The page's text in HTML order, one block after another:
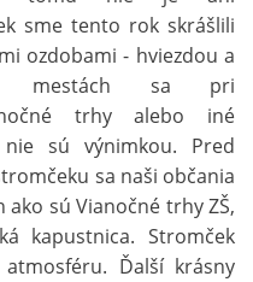
sme tento rok skrášlili
ozdobami - hviezdou a
mestách sa pri
trhy alebo iné
sú výnimkou. Pred
sa naši občania
sú Vianočné trhy ZŠ,
kapustnica. Stromček
Ďalší krásny